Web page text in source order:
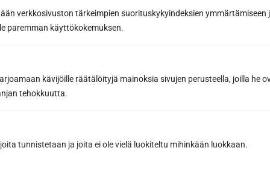
verkkosivuston tärkeimpien suorituskykyindeksien ymmärtämiseen
paremman käyttökokemuksen.
kävijöille räätälöityjä mainoksia sivujen perusteella, joilla he
tehokkuutta.
tunnistetaan ja joita ei ole vielä luokiteltu mihinkään luokkaan.
Vältä saunan pesun yleisimmät
virheet – Suojaa puupinnat liialliselta
Saunan pesu on yksi tärkeimmistä huoltotoimenpiteistä,
joilla varmistat kotisi rentoutumispaikan pitkäikäisyyden